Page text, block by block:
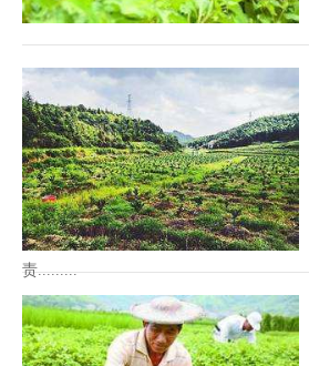
责.........